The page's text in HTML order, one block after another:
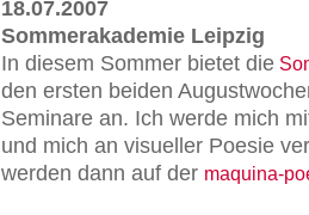
18.07.2007
Sommerakademie Leipzig
In diesem Sommer bietet die
den ersten beiden
Seminare an. Ich werde mich
und mich an visueller Poesie
werden dann auf der maquina-